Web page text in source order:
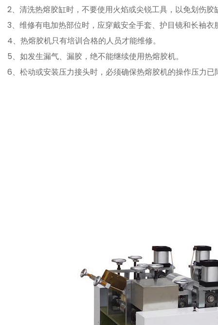
2、清洗热熔胶缸时，不要使用火焰或尖锐工具，以免划伤胶
3、维修有电加热部位时，应穿戴安全手套、护目镜和长袖衣
4、热熔胶机只有培训合格的人员才能维修。
5、如发生漏气、漏胶，绝不能继续使用热熔胶机。
6、松动或安装压力接头时，必须确保热熔胶机的操作压力已